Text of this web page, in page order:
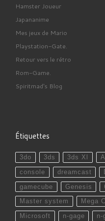
Hamster Joueur
Japananime
Mes jeux de Mario
Playstation-Gate.
Retour vers le rétro
Rom-Game.
Spiritmad's Blog
Étiquettes
3do 3ds 3ds Xl
console dreamcast
gamecube Genesis
Master system Mega
Microsoft n-gage n-